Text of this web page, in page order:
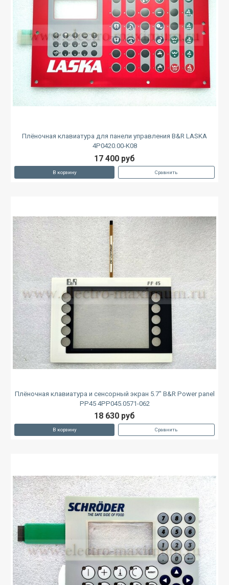
Плёночная клавиатура для панели управления B&R LASKA
4P0420.00-K08
17 400 руб
В корзину Сравнить
Плёночная клавиатура и сенсорный экран 5.7" B&R Power panel
PP45 4PP045.0571-062
18 630 руб
В корзину Сравнить